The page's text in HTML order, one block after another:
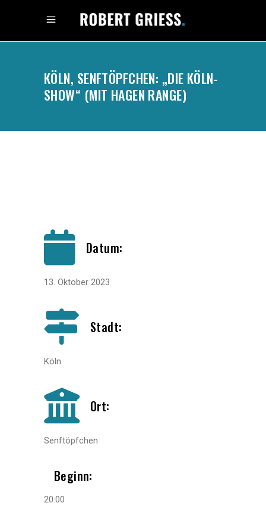
KÖLN, SENFTÖPFCHEN: „DIE KÖLN-
SHOW“ (MIT HAGEN RANGE)
Datum:
13. Oktober 2023
Stadt:
Köln
Ort:
Senftöpfchen
Beginn:
20:00